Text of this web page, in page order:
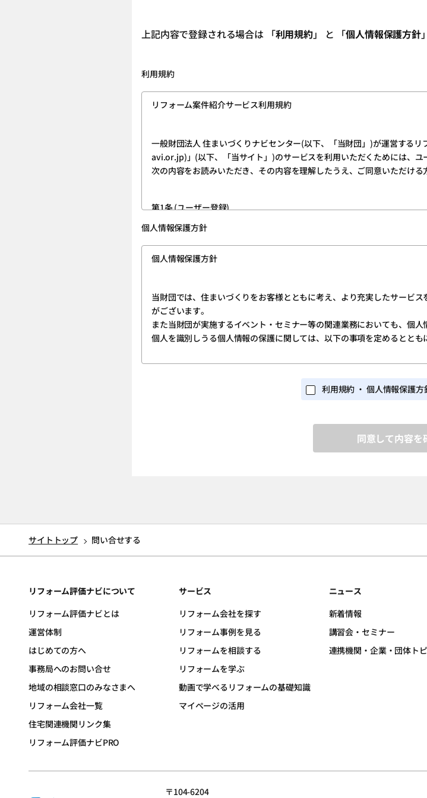
上記内容で登録される場合は 「利用規約」 と 「個人情報保護方針
利用規約
リフォーム案件紹介サービス利用規約
一般財団法人 住まいづくりナビセンター(以下、「当財団」)が運営する
avi.or.jp)」(以下、「当サイト」)のサービスを利用いただくためには、ユ
次の内容をお読みいただき、その内容を理解したうえ、ご同意いただける
第1条 (ユーザー登録)
1.ユーザー登録は、当サイトのトップページの「新規登録」ボタンをクリックしていただき、「ログイン・新規登録画面」に所定の必
2.ユーザー登録を完了されたお客様には、ユーザー専用ページ(以下、「マ
3.ユーザー登録は、必ずユーザー本人が行ってください。また、ユーザ
4.当財団から付与されたＩＤ・パスワード(以下、「アカウント」)を他人に教えたり、何らかの理由で外部に漏れると、第三者が当該
アカウントを利用してユーザーになりすまし当サイトのサービスを利
十分に理解したうえ、アカウントに関しては慎重に管理してください。
5.ユーザーは、第三者がユーザーのアカウントを使用したことに起因して、万一何らかの損害や不利益を被ることがあっても、その理
フォーム事業者(以下、「登録事業者」)への照会、見積依頼のサービス
3.ユーザーは登録事業者とリフォーム工事に関する契約を締結することができますが、リフォーム工事に関する契約は、ユーザーと当
の仕上げ等についての実体験に基づいた評価および自由な感想並びに
力することができます。
れもご注意ください。
(1)法令違反、犯罪行為、その他公序良俗に反するもの
(2)誹謗中傷など他者の名誉、信用、評判を侵害・毀損するもの
個人情報保護方針
個人情報保護方針
当財団では、住まいづくりをお客様とともに考え、より充実したサービ
がございます。
また当財団が実施するイベント・セミナー等の関連業務においても、個人
個人を識別しうる個人情報の保護に関しては、以下の事項を定めるととも
3.個人情報の利用は、本人が同意を与えた利用目的の範囲内で行います。
また、目的外利用を行わないため、必要な対策を講じる手順を確立し、
す。
速やかに対応いたします。
絡いただくことにより、これに対応いたします。
9.保有する個人情報についての苦情・相談は、当財団の問合せ窓口まで
11.個人情報保護マネジメントシステムを定め、これを定期的に見直し、
TEL：03-5166-9053
利用規約 ・ 個人情報保護
サイトトップ 問い合せする
リフォーム評価ナビについて
リフォーム評価ナビとは
運営体制
はじめての方へ
事務局へのお問い合せ
地域の相談窓口のみなさまへ
リフォーム会社一覧
住宅関連機関リンク集
リフォーム評価ナビPRO
サービス
リフォーム会社を探す
リフォーム事例を見る
リフォームを相談する
リフォームを学ぶ
動画で学べるリフォームの基礎知識
マイページの活用
ニュース
新着情報
講習会・セミナー
連携機関・企業・団体ト
〒104-6204